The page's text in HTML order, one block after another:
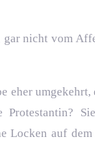
nicht vom
Locken auf